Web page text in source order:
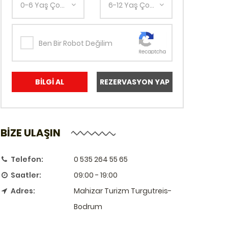
0-6 Yaş Çocuk Sayısı 6-12 Yaş Çocuk Sayısı
Ben Bir Robot Değilim
BİLGİ AL REZERVASYON YAP
BİZE ULAŞIN
Telefon:
0 535 264 55 65
Saatler:
09:00 - 19:00
Adres:
Mahizar Turizm Turgutreis-
Bodrum